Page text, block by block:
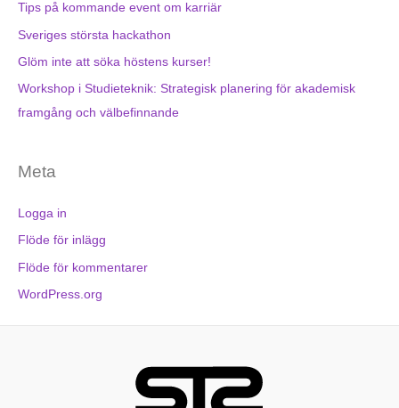
r
:
Tips på kommande event om karriär
Sveriges största hackathon
Glöm inte att söka höstens kurser!
Workshop i Studieteknik: Strategisk planering för akademisk
framgång och välbefinnande
Meta
Logga in
Flöde för inlägg
Flöde för kommentarer
WordPress.org